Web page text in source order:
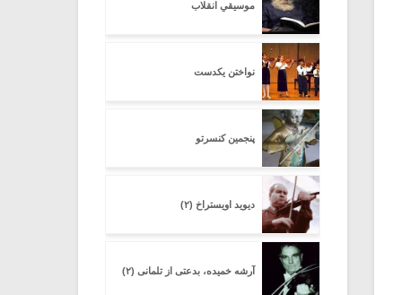
موسیقیِ انقلاب
نواختن یکدست
پنجمین کنسرتو
دیوید اویستراخ (۲)
آرشه خمیده، بدعتی از تلمانی (۲)